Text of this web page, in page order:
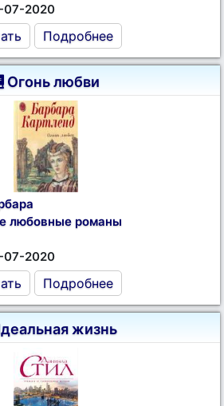
07-2020
Подробнее
Огонь любви
любовные романы
07-2020
Подробнее
жизнь